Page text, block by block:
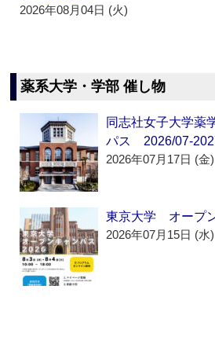
2026年08月04日 (火)
薬系大学・学部 催し物
同志社女子大学
パス 2026/07-
2026年07月17日 (金)
東京大学 オープ
2026年07月15日 (水)